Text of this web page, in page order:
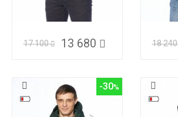
17 100 13 680 18 240
-30